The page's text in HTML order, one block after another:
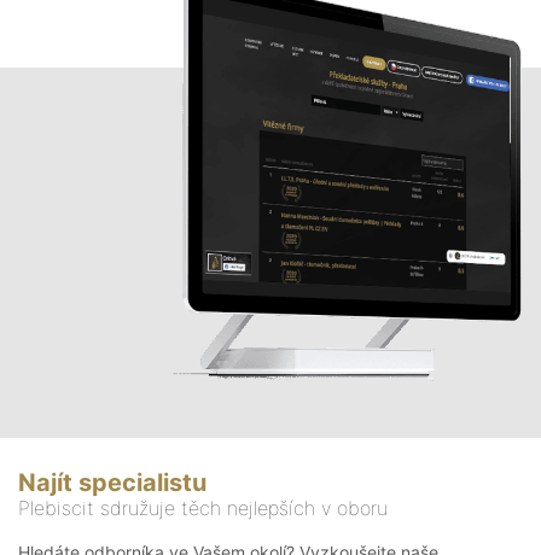
Najít specialistu
Plebiscit sdružuje těch nejlepších v oboru